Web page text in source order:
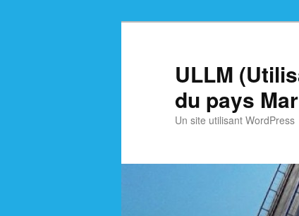
ULLM
du pays
Un site utilisant WordPress